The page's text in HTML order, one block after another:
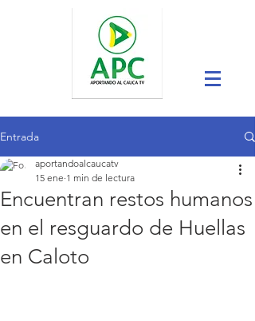
Entrada
Encuentran restos humanos
en el resguardo de Huellas
en Caloto
aportandoalcaucatv
15 ene 1 min de lectura